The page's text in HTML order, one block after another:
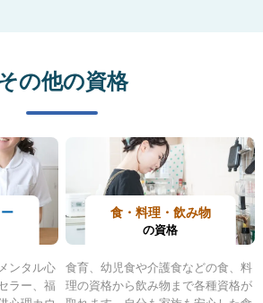
の他の資格
ンタル心
ラー、福
食・料理・飲み物
の資格
食育、幼児食や介護食などの食、料
理の資格から飲み物まで各種資格が